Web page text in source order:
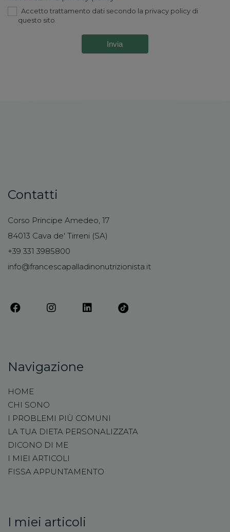
Accetto trattamento dati secondo la privacy policy di
questo sito
Invia
Contatti
Corso Principe Amedeo, 17
84013 Cava de' Tirreni (SA)
+39 331 3985800
info@francescapalladinonutrizionista.it
Navigazione
HOME
CHI SONO
I PROBLEMI PIÙ COMUNI
LA TUA DIETA PERSONALIZZATA
DICONO DI ME
I MIEI ARTICOLI
FISSA APPUNTAMENTO
I miei articoli